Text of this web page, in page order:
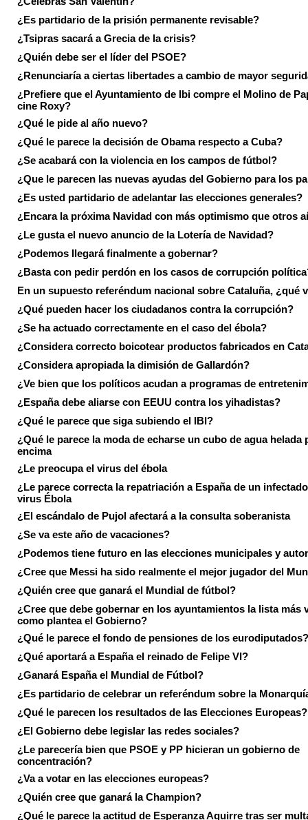
¿Es partidario de la prisión permanente revisable?
¿Tsipras sacará a Grecia de la crisis?
¿Quién debe ser el líder del PSOE?
¿Renunciaría a ciertas libertades a cambio de mayor
¿Prefiere que el Ayuntamiento de Ibi compre el Molino de
cine Roxy?
¿Qué le pide al año nuevo?
¿Qué le parece la decisión de Obama respecto a Cuba?
¿Se acabará con la violencia en los campos de fútbol?
¿Que le parecen las nuevas ayudas del Gobierno para los
¿Es usted partidario de adelantar las elecciones generales?
¿Encara la próxima Navidad con más optimismo que otros
¿Le gusta el nuevo anuncio de la Lotería de Navidad?
¿Podemos llegará finalmente a gobernar?
¿Basta con pedir perdón en los casos de corrupción
En un supuesto referéndum nacional sobre Cataluña, ¿qué
¿Qué pueden hacer los ciudadanos contra la corrupción?
¿Se ha actuado correctamente en el caso del ébola?
¿Considera correcto boicotear productos fabricados en
¿Considera apropiada la dimisión de Gallardón?
¿Ve bien que los políticos acudan a programas de
¿España debe aliarse con EEUU contra los yihadistas?
¿Qué le parece que siga subiendo el IBI?
¿Qué le parece la moda de echarse un cubo de agua helada
encima
¿Le preocupa el virus del ébola
¿Le parece correcta la repatriación a España de un
virus Ébola
¿El escándalo de Pujol afectará a la consulta soberanista
¿Se va este año de vacaciones?
¿Podemos tiene futuro en las elecciones municipales y
¿Cree que Messi ha sido realmente el mejor jugador del
¿Quién cree que ganará el Mundial de fútbol?
¿Cree que debe gobernar en los ayuntamientos la lista más
como plantea el Gobierno?
¿Qué le parece el fondo de pensiones de los eurodiputados?
¿Qué aportará a España el reinado de Felipe VI?
¿Ganará España el Mundial de Fútbol?
¿Es partidario de celebrar un referéndum sobre la
¿Qué le parecen los resultados de las Elecciones Europeas?
¿El Gobierno debe legislar las redes sociales?
¿Le parecería bien que PSOE y PP hicieran un gobierno de
concentración?
¿Va a votar en las elecciones europeas?
¿Quién cree que ganará la Champion?
¿Qué le parece la actitud de Esperanza Aguirre tras ser